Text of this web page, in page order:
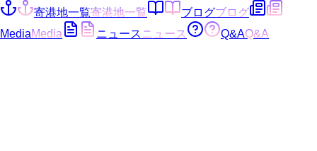
寄港地一覧寄港地一覧 ブログブログ
MediaMedia ニュース ニュース Q&AQ&A